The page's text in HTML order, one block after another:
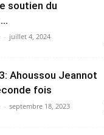
soutien du
- juillet 4, 2024
Ahoussou Jeannot
fois
- septembre 18, 2023